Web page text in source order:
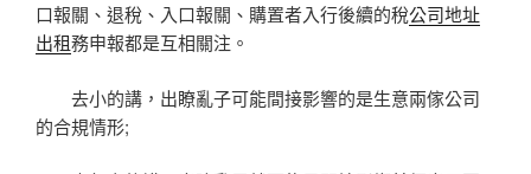
口報關、退稅、入口報關、購置者入行後續的稅公司地址
出租務申報都是互相關注。
去小的講，出瞭亂子可能間接影響的是生意兩傢公司
的合規情形;